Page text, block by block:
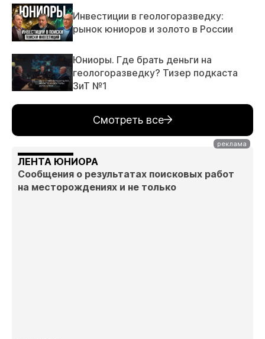
Инвестиции в геологоразведку:
рынок юниоров и золото в России
Юниоры. Где брать деньги на
геологоразведку? Тизер подкаста
ЗиТ №1
Смотреть все
ЛЕНТА ЮНИОРА
Сообщения о результатах поисковых работ
на месторождениях и не только